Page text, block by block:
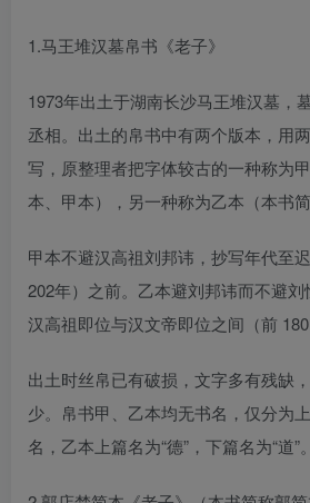
1.马王堆汉墓帛书《老子》
1973年出土于湖南长沙马王堆汉墓，
丞相。出土的帛书中有两个版本，用
写，原整理者把字体较古的一种称为
本、甲本），另一种称为乙本（本书
甲本不避汉高祖刘邦讳，抄写年代至
202年）之前。乙本避刘邦讳而不避
汉高祖即位与汉文帝即位之间（前
出土时丝帛已有破损，文字多有残缺
少。帛书甲、乙本均无书名，仅分为
名，乙本上篇名为“德”，下篇名为“道”。